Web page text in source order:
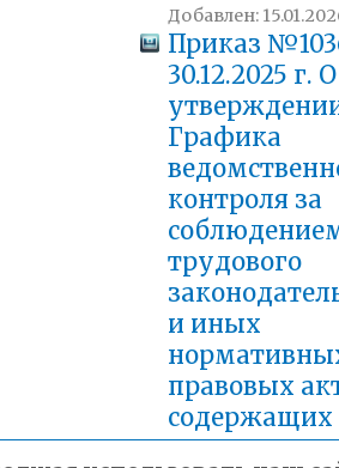
Добавлен:
Приказ
30.12.2025 г.
Графика
контроля за
трудового
и иных
правовых
содержащих
нормы